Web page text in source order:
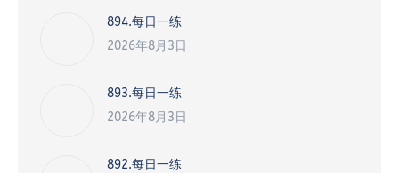
894.每日一练
2026年8月3日
893.每日一练
2026年8月3日
892.每日一练